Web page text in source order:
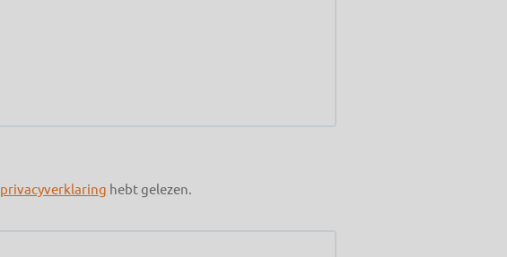
privacyverklaring hebt gelezen.